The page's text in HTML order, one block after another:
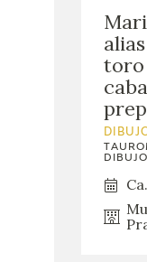
toro